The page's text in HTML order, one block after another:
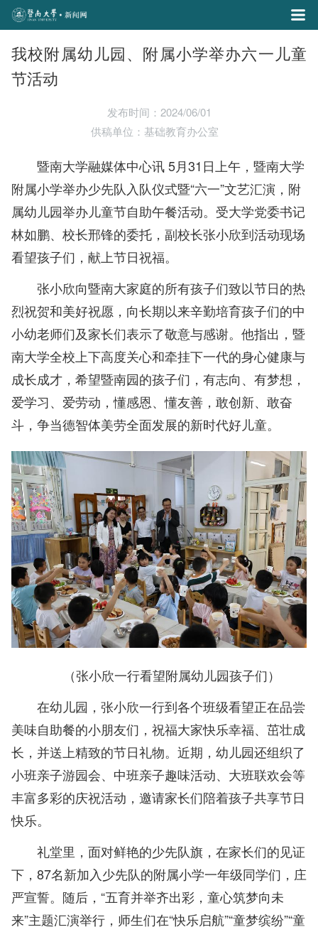
我校附属幼儿园、附属小学举办六一儿童
节活动
发布时间：2024/06/01
供稿单位：基础教育办公室
暨南大学融媒体中心讯 5月31日上午，暨南大学
附属小学举办少先队入队仪式暨“六一”文艺汇演，附
属幼儿园举办儿童节自助午餐活动。受大学党委书记
林如鹏、校长邢锋的委托，副校长张小欣到活动现场
看望孩子们，献上节日祝福。
张小欣向暨南大家庭的所有孩子们致以节日的热
烈祝贺和美好祝愿，向长期以来辛勤培育孩子们的中
小幼老师们及家长们表示了敬意与感谢。他指出，暨
南大学全校上下高度关心和牵挂下一代的身心健康与
成长成才，希望暨南园的孩子们，有志向、有梦想，
爱学习、爱劳动，懂感恩、懂友善，敢创新、敢奋
斗，争当德智体美劳全面发展的新时代好儿童。
（张小欣一行看望附属幼儿园孩子们）
在幼儿园，张小欣一行到各个班级看望正在品尝
美味自助餐的小朋友们，祝福大家快乐幸福、茁壮成
长，并送上精致的节日礼物。近期，幼儿园还组织了
小班亲子游园会、中班亲子趣味活动、大班联欢会等
丰富多彩的庆祝活动，邀请家长们陪着孩子共享节日
快乐。
礼堂里，面对鲜艳的少先队旗，在家长们的见证
下，87名新加入少先队的附属小学一年级同学们，庄
严宣誓。随后，“五育并举齐出彩，童心筑梦向未
来”主题汇演举行，师生们在“快乐启航”“童梦缤纷”“童